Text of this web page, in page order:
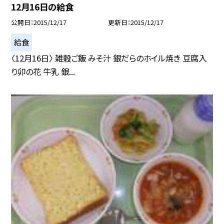
12月16日の給食
公開日 2015/12/17 更新日 2015/12/17
給食
〈12月16日〉 雑穀ご飯 みそ汁 銀だらのホイル焼き 豆腐入
り卯の花 牛乳 銀...